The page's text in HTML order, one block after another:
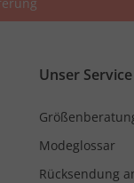
Unser Service
Modeglossar
Rücksendung